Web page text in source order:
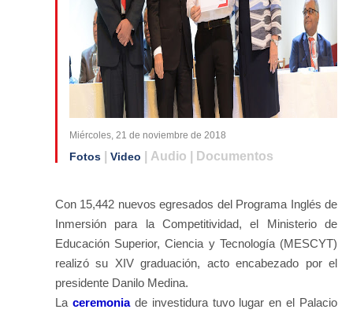
Miércoles, 21 de noviembre de 2018
Fotos Video | Audio | Documentos
Con 15,442 nuevos egresados del Programa Inglés de
Inmersión para la Competitividad, el Ministerio de
Educación Superior, Ciencia y Tecnología (MESCYT)
realizó su XIV graduación, acto encabezado por el
presidente Danilo Medina.
La ceremonia de investidura tuvo lugar en el Palacio